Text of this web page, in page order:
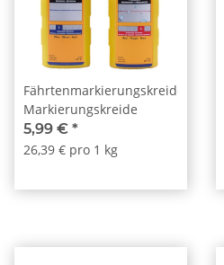
Fährtenmarkierungskreide
Markierungskreide
5,99 € *
26,39 € pro 1 kg